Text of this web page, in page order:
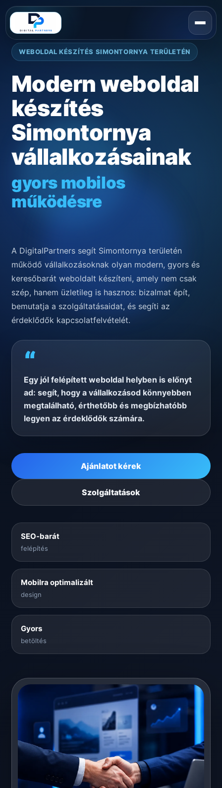
WEBOLDAL KÉSZÍTÉS SIMONTORNYA TERÜLETÉN
Modern weboldal
készítés
Simontornya
vállalkozásainak
gyors mobilos
működésre
A DigitalPartners segít Simontornya területén
működő vállalkozásoknak olyan modern, gyors és
keresőbarát weboldalt készíteni, amely nem csak
szép, hanem üzletileg is hasznos: bizalmat épít,
bemutatja a szolgáltatásaidat, és segíti az
érdeklődők kapcsolatfelvételét.
“
Egy jól felépített weboldal helyben is előnyt
ad: segít, hogy a vállalkozásod könnyebben
megtalálható, érthetőbb és megbízhatóbb
legyen az érdeklődők számára.
Ajánlatot kérek
Szolgáltatások
SEO-barát
felépítés
Mobilra optimalizált
design
Gyors
betöltés